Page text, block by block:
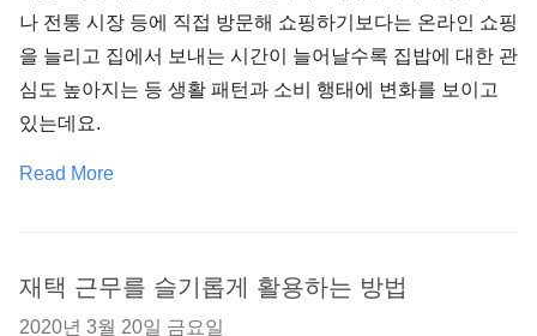
나 전통 시장 등에 직접 방문해 쇼핑하기보다는 온라인 쇼핑
을 늘리고 집에서 보내는 시간이 늘어날수록 집밥에 대한 관
심도 높아지는 등 생활 패턴과 소비 행태에 변화를 보이고
있는데요.
Read More
재택 근무를 슬기롭게 활용하는 방법
2020년 3월 20일 금요일